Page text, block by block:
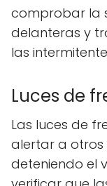
comprobar la
delanteras y
las
Luces de
Las luces de
alertar a
deteniendo el